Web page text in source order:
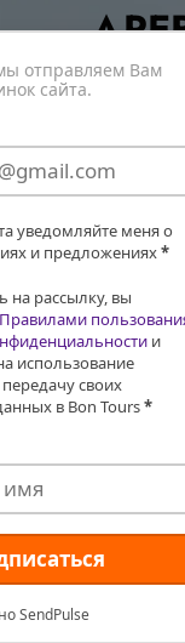
отправляем Вам
сайта.
уведомляйте меня о
и предложениях*
на рассылку, вы
Правилами
и
использование
своих
в Bon Tours*
SendPulse
Цена
€468